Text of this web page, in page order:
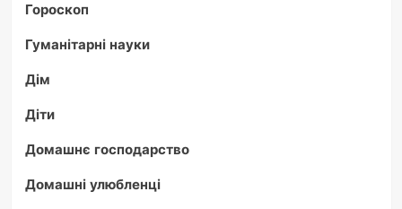
Гороскоп
Гуманітарні науки
Дім
Діти
Домашнє господарство
Домашні улюбленці